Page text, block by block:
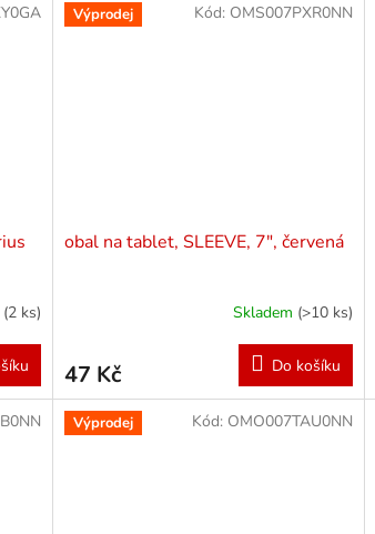
(2 ks)
Výprodej
obal na tablet, SLEEVE, 7", červená
Skladem (>10 ks)
47 Kč Do košíku
Kód: OMS007PXR0NN
Výprodej Kód: OMO007TAU0NN